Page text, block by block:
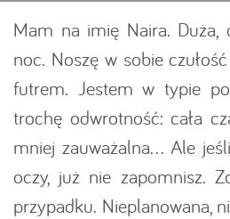
Mam na imię Naira. Duża,
noc. Noszę w sobie
futrem. Jestem w typie
trochę odwrotność: cała
mniej zauważalna… Ale
oczy, już nie zapomnisz.
przypadku. Nieplanowana,